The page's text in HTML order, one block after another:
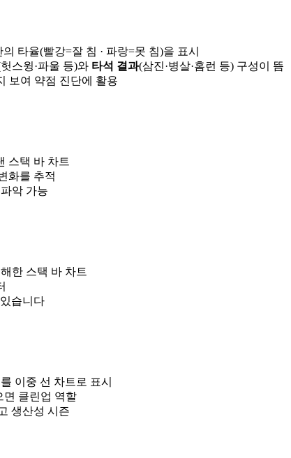
타율(빨강=잘 침 · 파랑=못 침)을 표시
스윙·파울 등)와 타석 결과(삼진·병살·홈런 등) 구성이 뜸
보여 약점 진단에 활용
스택 바 차트
화를 추적
악 가능
한 스택 바 차트
습니다
이중 선 차트로 표시
면 클린업 역할
생산성 시즌